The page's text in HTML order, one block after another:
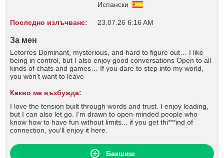
Испански
Последно излъчване: 23.07.26 6:16 AM
За мен
Letorres Dominant, mysterious, and hard to figure out… I like
being in control, but I also enjoy good conversations Open to all
kinds of chats and games… If you dare to step into my world,
you won’t want to leave
Какво ме възбужда:
I love the tension built through words and trust. I enjoy leading,
but I can also let go. I'm drawn to open-minded people who
know how to have fun without limits... if you get thi***ind of
connection, you'll enjoy it here.
Бакшиш